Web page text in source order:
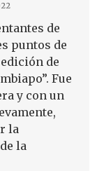
de
puntos de
de
Fue
y con un
la
la